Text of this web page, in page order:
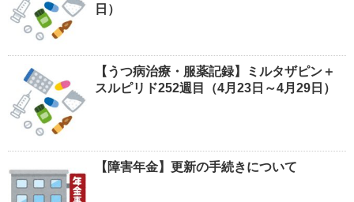
日）
【うつ病治療・服薬記録】ミルタザピン＋
スルピリド252週目（4月23日～4月29日）
【障害年金】更新の手続きについて